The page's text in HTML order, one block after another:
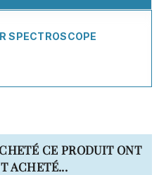
SPECTROSCOPE
CE PRODUIT ONT
ACHETÉ...